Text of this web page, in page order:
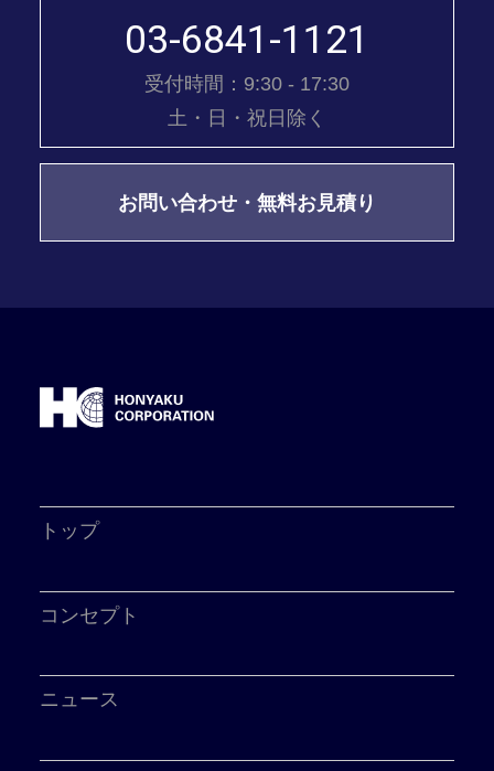
03-6841-1121
受付時間：9:30 - 17:30
土・日・祝日除く
お問い合わせ・無料お見積り
トップ
コンセプト
ニュース